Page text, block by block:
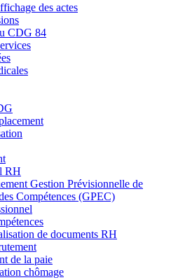
des actes
CDG 84
RH
Gestion Prévisionnelle de
Compétences (GPEC)
de documents RH
de la paie
chômage